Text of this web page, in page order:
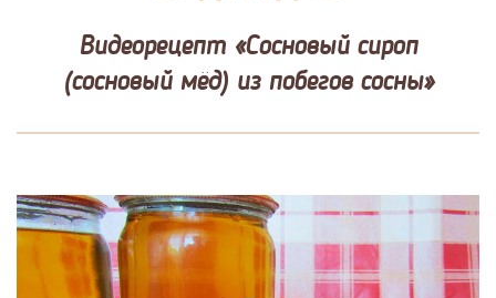
Видеорецепт «Сосновый сироп
(сосновый мёд) из побегов сосны»